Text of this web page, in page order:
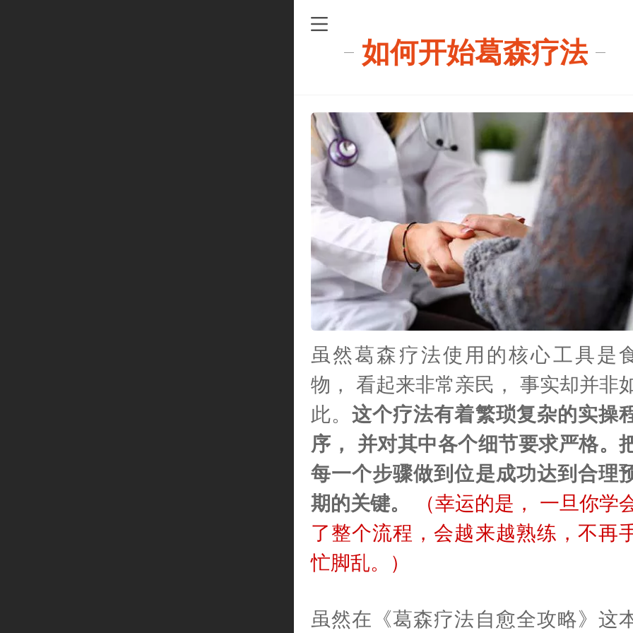
如何开始葛森疗法
虽然葛森疗法使用的核心工具是
物， 看起来非常亲民， 事实却并非
此。这个疗法有着繁琐复杂的实操
序， 并对其中各个细节要求严格。
每一个步骤做到位是成功达到合理
期的关键。
（幸运的是， 一旦你学
了整个流程，会越来越熟练，不再
忙脚乱。）
虽然在《葛森疗法自愈全攻略》这